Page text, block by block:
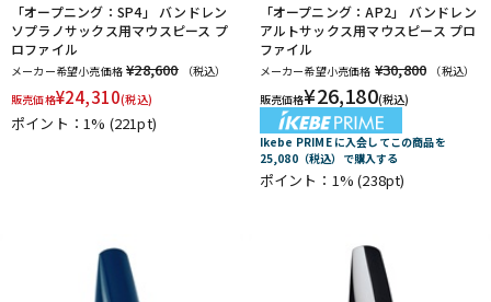
「オープニング：SP4」 バンドレン
ソプラノサックス用マウスピース プ
ロファイル
メーカー希望小売価格 ¥28,600
（税込）
販売価格¥24,310(税込)
ポイント：1% (221pt)
「オープニング：AP2」 バンドレン
アルトサックス用マウスピース プロ
ファイル
メーカー希望小売価格 ¥30,800
（税込）
販売価格¥26,180(税込)
Ikebe PRIME に入会してこの商品を
25,080（税込）で購入する
ポイント：1%(238pt)